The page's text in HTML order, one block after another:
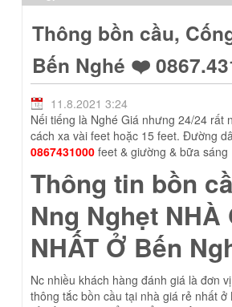
Thông bồn cầu,
Bến Nghé ❤️
11.8.2021 3:24
Nếi tiếng là Nghé Giá nhưng 24/24 rất
cách xa vài feet hoặc 15 feet. Đường
0867431000 feet & giường & bữa sáng
Thông tin bồn
Nng Nghẹt NHÀ
NHẤT Ở Bến
Nc nhiều khách hàng đánh giá là đơn
thông tắc bồn cầu tại nhà giá rẻ nhất ở